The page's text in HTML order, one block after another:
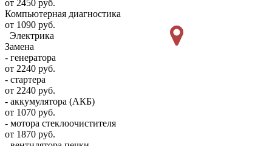
от 2450 руб.
Компьютерная диагностика
от 1090 руб.
Электрика
Замена
- генератора
от 2240 руб.
- стартера
от 2240 руб.
- аккумулятора (АКБ)
от 1070 руб.
- мотора стеклоочистителя
от 1870 руб.